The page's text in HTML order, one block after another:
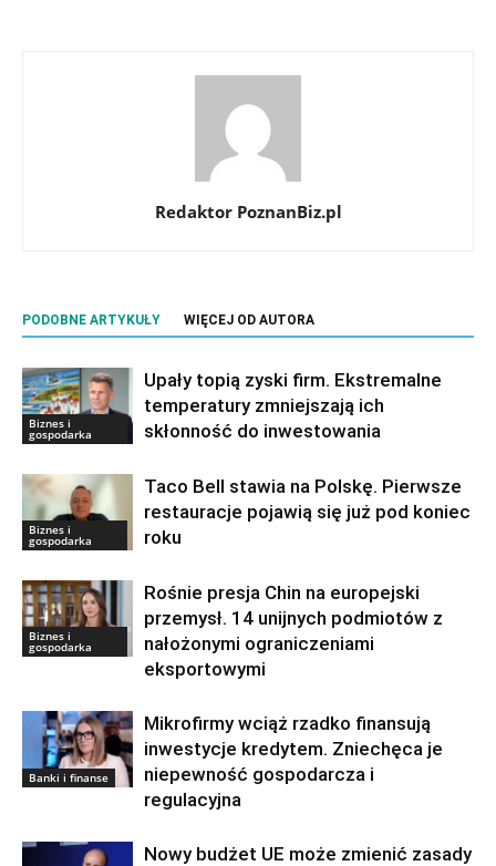
Redaktor PoznanBiz.pl
PODOBNE ARTYKUŁY WIĘCEJ OD AUTORA
Biznes i
gospodarka
Upały topią zyski firm. Ekstremalne
temperatury zmniejszają ich
skłonność do inwestowania
Biznes i
gospodarka
Taco Bell stawia na Polskę. Pierwsze
restauracje pojawią się już pod koniec
roku
Biznes i
gospodarka
Rośnie presja Chin na europejski
przemysł. 14 unijnych podmiotów z
nałożonymi ograniczeniami
eksportowymi
Banki i finanse
Mikrofirmy wciąż rzadko finansują
inwestycje kredytem. Zniechęca je
niepewność gospodarcza i
regulacyjna
Nowy budżet UE może zmienić zasady